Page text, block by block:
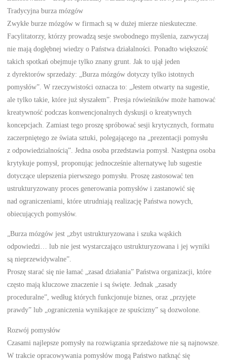
Tradycyjna burza mózgów
Zwykłe burze mózgów w firmach są w dużej mierze nieskuteczne.
Facylitatorzy, którzy prowadzą sesje swobodnego myślenia, zazwyczaj
nie mają dogłębnej wiedzy o Państwa działalności. Ponadto większość
takich spotkań obejmuje tylko znany grunt. Jak to ujął jeden
z dyrektorów sprzedaży: „Burza mózgów dotyczy tylko istotnych
pomysłów”. W rzeczywistości oznacza to: „Jestem otwarty na sugestie,
ale tylko takie, które już słyszałem”. Presja rówieśników może hamować
kreatywność podczas konwencjonalnych dyskusji o kreatywnych
koncepcjach. Zamiast tego proszę spróbować sesji krytycznych, formatu
zaczerpniętego ze świata sztuki, polegającego na „prezentacji pomysłu
z odpowiedzialnością”. Jedna osoba przedstawia pomysł. Następna osoba
krytykuje pomysł, proponując jednocześnie alternatywę lub sugestie
dotyczące ulepszenia pierwszego pomysłu. Proszę zastosować ten
ustrukturyzowany proces generowania pomysłów i zastanowić się
nad ograniczeniami, które utrudniają realizację Państwa nowych,
obiecujących pomysłów.
„Burza mózgów jest „zbyt ustrukturyzowana i szuka wąskich
odpowiedzi… lub nie jest wystarczająco ustrukturyzowana i jej wyniki
są nieprzewidywalne”.
Proszę starać się nie łamać „zasad działania” Państwa organizacji, które
często mają kluczowe znaczenie i są święte. Jednak „zasady
proceduralne”, według których funkcjonuje biznes, oraz „przyjęte
prawdy” lub „ograniczenia wynikające ze spuścizny” są dozwolone.
Rozwój pomysłów
Czasami najlepsze pomysły na rozwiązania sprzedażowe nie są najnowsze.
W trakcie opracowywania pomysłów mogą Państwo natknąć się